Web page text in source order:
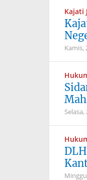
Kajati
Kamis,